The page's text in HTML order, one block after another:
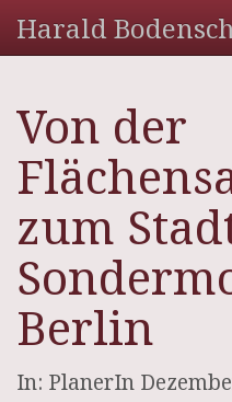
Harald
Von der
zum
Berlin
In: PlanerIn